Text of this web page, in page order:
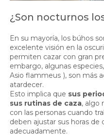
¿Son nocturnos
En su mayoría, los búhos
excelente visión en la
permiten cazar con gran
embargo, algunas
Asio flammeus ), son más
atardecer.
Esto implica que sus
sus rutinas de caza, algo
con las personas cuando
deben ajustar sus horas de
adecuadamente.